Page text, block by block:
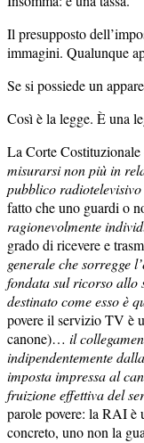
Il presupposto
immagini. Qualunque
Se si possiede un
Così è la legge. È una
La Corte Costituzionale
misurarsi non più in
pubblico
fatto che uno guardi o
ragionevolmente
grado di ricevere e
generale che sorregge
fondata sul ricorso allo
destinato come esso è
povere il servizio TV è
canone)… il
indipendentemente
imposta impressa al
fruizione effettiva del
parole povere: la RAI è
concreto, uno non la